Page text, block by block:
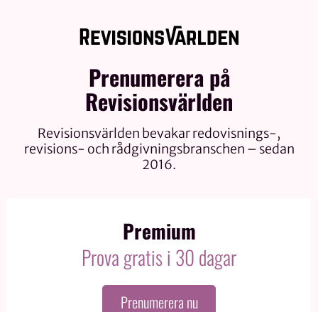
Prenumerera på
Revisionsvärlden
Revisionsvärlden bevakar redovisnings-,
revisions- och rådgivningsbranschen – sedan
2016.
Premium
Prova gratis i 30 dagar
Prenumerera nu